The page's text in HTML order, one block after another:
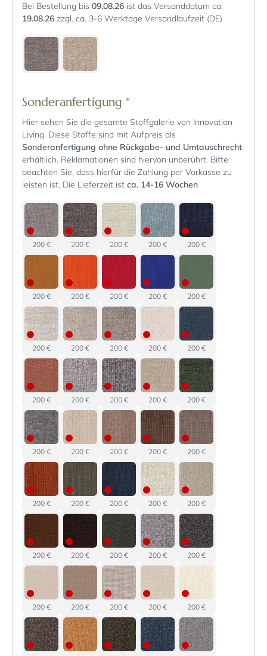
Bei Bestellung bis 09.08.26 ist das Versanddatum ca.
19.08.26 zzgl. ca. 3-6 Werktage Versandlaufzeit (DE)
Sonderanfertigung *
Hier sehen Sie die gesamte Stoffgalerie von Innovation
Living. Diese Stoffe sind mit Aufpreis als
Sonderanfertigung ohne Rückgabe- und Umtauschrecht
erhältlich. Reklamationen sind hiervon unberührt. Bitte
beachten Sie, dass hierfür die Zahlung per Vorkasse zu
leisten ist. Die Lieferzeit ist ca. 14-16 Wochen
200 € 200 € 200 € 200 € 200 €
200 € 200 € 200 € 200 € 200 €
200 € 200 € 200 € 200 € 200 €
200 € 200 € 200 € 200 € 200 €
200 € 200 € 200 € 200 € 200 €
200 € 200 € 200 € 200 € 200 €
200 € 200 € 200 € 200 € 200 €
200 € 200 € 200 € 200 € 200 €